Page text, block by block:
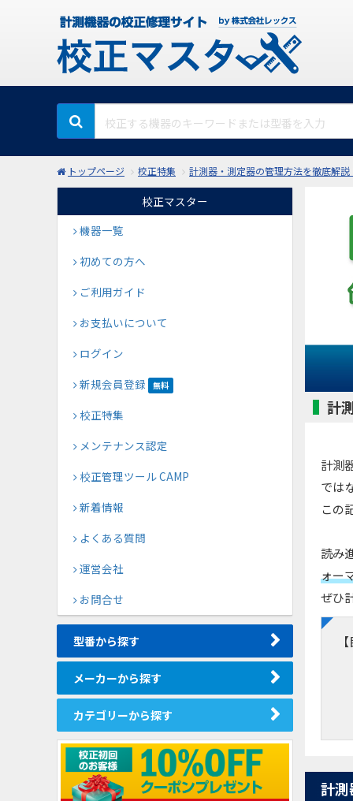
トップページ 校正特集 計測器・測定器の管理方法を徹底解
校正マスター
機器一覧
初めての方へ
ご利用ガイド
お支払いについて
ログイン
新規会員登録
無料
校正特集
メンテナンス認定
校正管理ツール CAMP
新着情報
よくある質問
運営会社
お問合せ
型番から探す
メーカーから探す
カテゴリーから探す
計
計測
では
この
読み
ォー
ぜひ
計測